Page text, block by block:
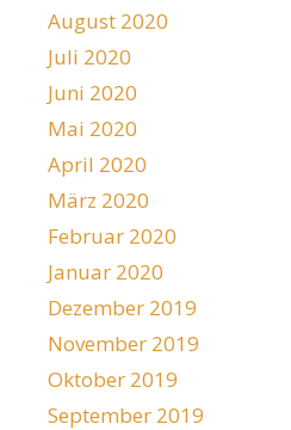
August 2020
Juli 2020
Juni 2020
Mai 2020
April 2020
März 2020
Februar 2020
Januar 2020
Dezember 2019
November 2019
Oktober 2019
September 2019